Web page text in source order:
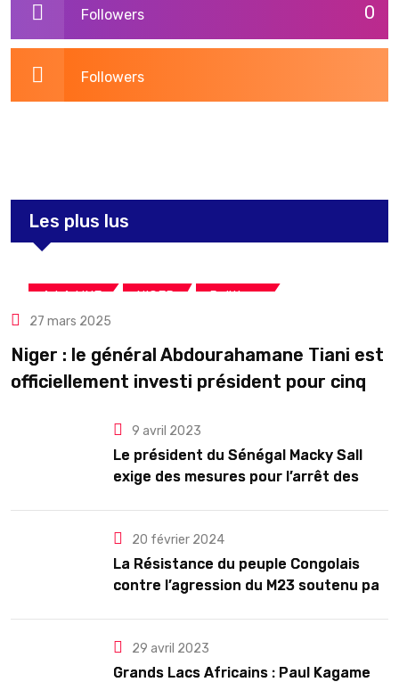
0
Followers
Followers
Les plus lus
A LA UNE NIGER Politique
27 mars 2025
Niger : le général Abdourahamane Tiani est
officiellement investi président pour cinq
9 avril 2023
Le président du Sénégal Macky Sall
exige des mesures pour l’arrêt des
20 février 2024
La Résistance du peuple Congolais
contre l’agression du M23 soutenu par
29 avril 2023
Grands Lacs Africains : Paul Kagame